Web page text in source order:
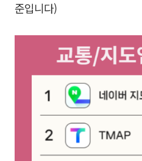
준입니다)